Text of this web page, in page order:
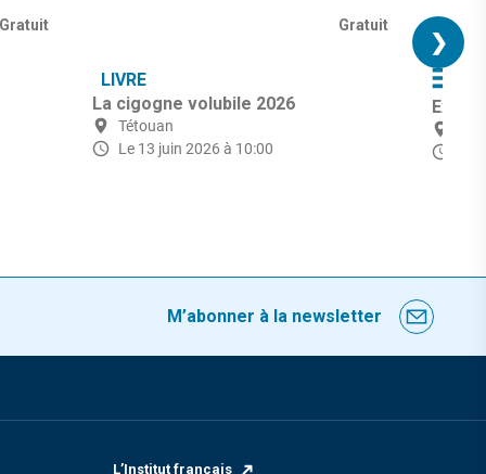
Gratuit Gratuit
LIVRE
La cigogne volubile 2026
Tétouan
Le 13 juin 2026 à 10:00
❯
M’abonner à la newsletter
L’Institut français